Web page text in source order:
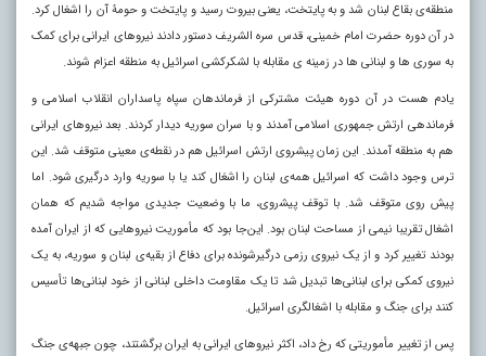
منطقه‌ی بقاع لبنان شد و به پایتخت، یعنی بیروت رسید و پایتخت و حومۀ آن را اشغال کرد.
در آن دوره حضرت امام خمینی، قدس سره الشریف دستور دادند نیروهای ایرانی برای کمک
به سوری‌ ها و لبنانی‌ ها در زمینه‌ ی مقابله با لشکرکشی اسرائیل به منطقه اعزام شوند.
یادم هست در آن دوره هیئت مشترکی از فرماندهان سپاه پاسداران انقلاب اسلامی و
فرماندهی ارتش جمهوری اسلامی آمدند و با سران سوریه دیدار کردند. بعد نیروهای ایرانی
هم به منطقه آمدند. این زمان پیشروی ارتش اسرائیل هم در نقطه‌ی معینی متوقف شد. این
ترس وجود داشت که اسرائیل همه‌ی لبنان را اشغال کند یا با سوریه وارد درگیری شود. اما
پیش‌ روی متوقف شد. با توقف پیش‍‌روی، ما با وضعیت جدیدی مواجه شدیم که همان
اشغال تقریبا نیمی از مساحت لبنان بود. این‌جا بود که مأموریت نیروهایی که از ایران آمده
بودند تغییر کرد و از یک نیروی رزمی درگیرشونده برای دفاع از بقیه‌ی لبنان و سوریه، به یک
نیروی کمکی برای لبنانی‌ها تبدیل شد تا یک مقاومت داخلی لبنانی از خود لبنانی‌ها تأسیس
کنند برای جنگ و مقابله با اشغالگری اسرائیل.
پس از تغییر مأموریتی که رخ داد، اکثر نیروهای ایرانی به ایران برگشتند، چون جبهه‌ی جنگ